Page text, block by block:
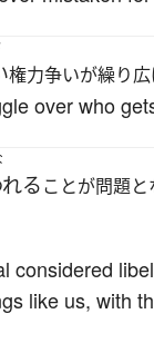
権力争いが繰り広
over who
ることが問題と
like us, with